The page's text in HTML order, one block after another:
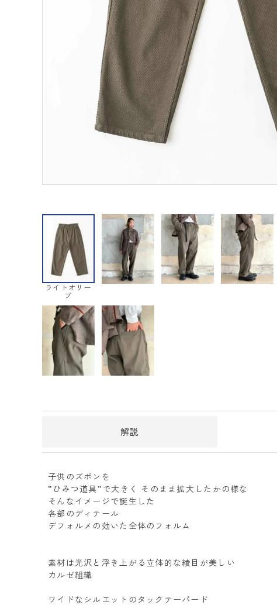
ライトオリー
ブ
解説
子供のズボンを
”ひみつ道具”で大きく そのまま拡大したかの様な
そんなイメージで誕生した
各部のディテール
デフォルメの効いた全体のフォルム
素材は光沢と浮き上がる立体的な綾目が美しい
カルゼ組織
ワイドなシルエットのタックテーパード